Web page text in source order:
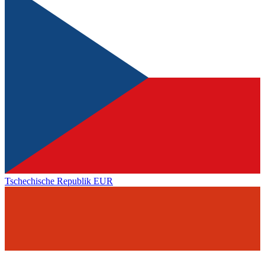
Tschechische Republik EUR